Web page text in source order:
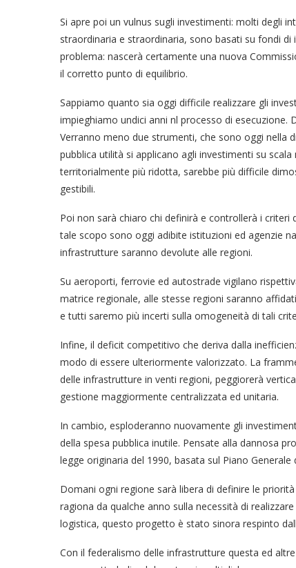
Si apre poi un vulnus sugli investimenti: molti degli
straordinaria e straordinaria, sono basati su fondi
problema: nascerà certamente una nuova
il corretto punto di equilibrio.
Sappiamo quanto sia oggi difficile realizzare gli
impieghiamo undici anni nl processo di esecuzione.
Verranno meno due strumenti, che sono oggi nella
pubblica utilità si applicano agli investimenti su
territorialmente più ridotta, sarebbe più difficile
gestibili.
Poi non sarà chiaro chi definirà e controllerà i criteri
tale scopo sono oggi adibite istituzioni ed agenzie
infrastrutture saranno devolute alle regioni.
Su aeroporti, ferrovie ed autostrade vigilano
matrice regionale, alle stesse regioni saranno
e tutti saremo più incerti sulla omogeneità di tali
Infine, il deficit competitivo che deriva dalla
modo di essere ulteriormente valorizzato. La
delle infrastrutture in venti regioni, peggiorerà
gestione maggiormente centralizzata ed unitaria.
In cambio, esploderanno nuovamente gli
della spesa pubblica inutile. Pensate alla dannosa
legge originaria del 1990, basata sul Piano
Domani ogni regione sarà libera di definire le
ragiona da qualche anno sulla necessità di
logistica, questo progetto è stato sinora respinto
Con il federalismo delle infrastrutture questa ed